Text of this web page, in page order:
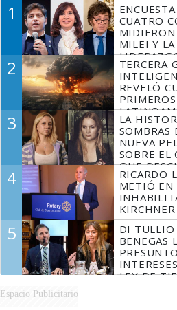
1
CUATRO
MIDIERON
MILEI Y LA
2
TERCERA
REVELÓ
3
LA
SOMBRAS
NUEVA
SOBRE EL
QUE
MARIDO
4
RICARDO
METIÓ EN
KIRCHNER
5
DI TULLIO
BENEGAS
LEY DE
Espacio Publicitario